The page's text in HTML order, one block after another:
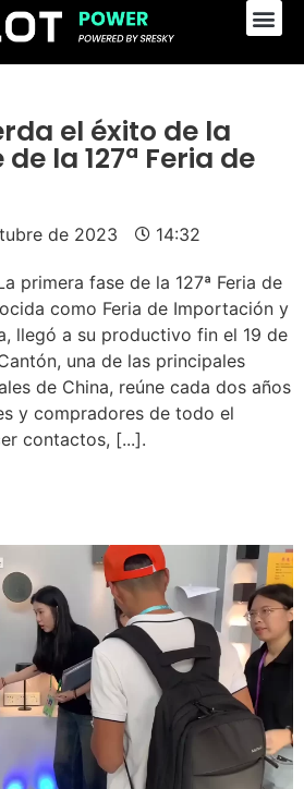
el éxito de la
la 127ª Feria de
de 2023 14:32
primera fase de la 127ª Feria de
como Feria de Importación y
llegó a su productivo fin el 19 de
una de las principales
de China, reúne cada dos años
y compradores de todo el
contactos, [...].